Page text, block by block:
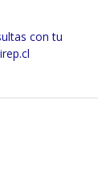
con tu